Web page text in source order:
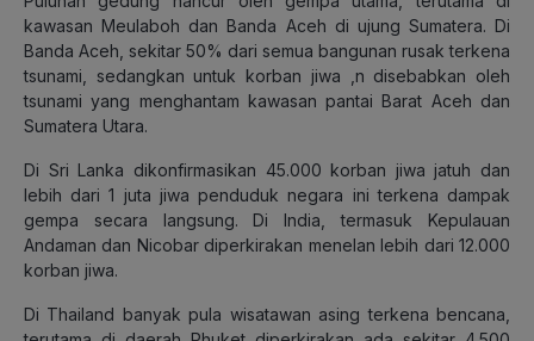
kawasan Meulaboh dan Banda Aceh di ujung Sumatera. Di
Banda Aceh, sekitar 50% dari semua bangunan rusak terkena
tsunami, sedangkan untuk korban jiwa ,n disebabkan oleh
tsunami yang menghantam kawasan pantai Barat Aceh dan
Sumatera Utara.
Di Sri Lanka dikonfirmasikan 45.000 korban jiwa jatuh dan
lebih dari 1 juta jiwa penduduk negara ini terkena dampak
gempa secara langsung. Di India, termasuk Kepulauan
Andaman dan Nicobar diperkirakan menelan lebih dari 12.000
korban jiwa.
Di Thailand banyak pula wisatawan asing terkena bencana,